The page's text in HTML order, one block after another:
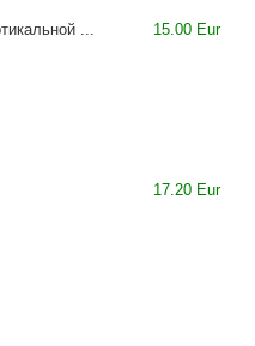
...
15.00 Eur
17.20 Eur